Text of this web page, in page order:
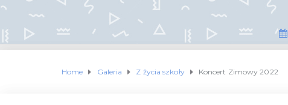
Home Galeria Z życia szkoły Koncert Zimowy 2022